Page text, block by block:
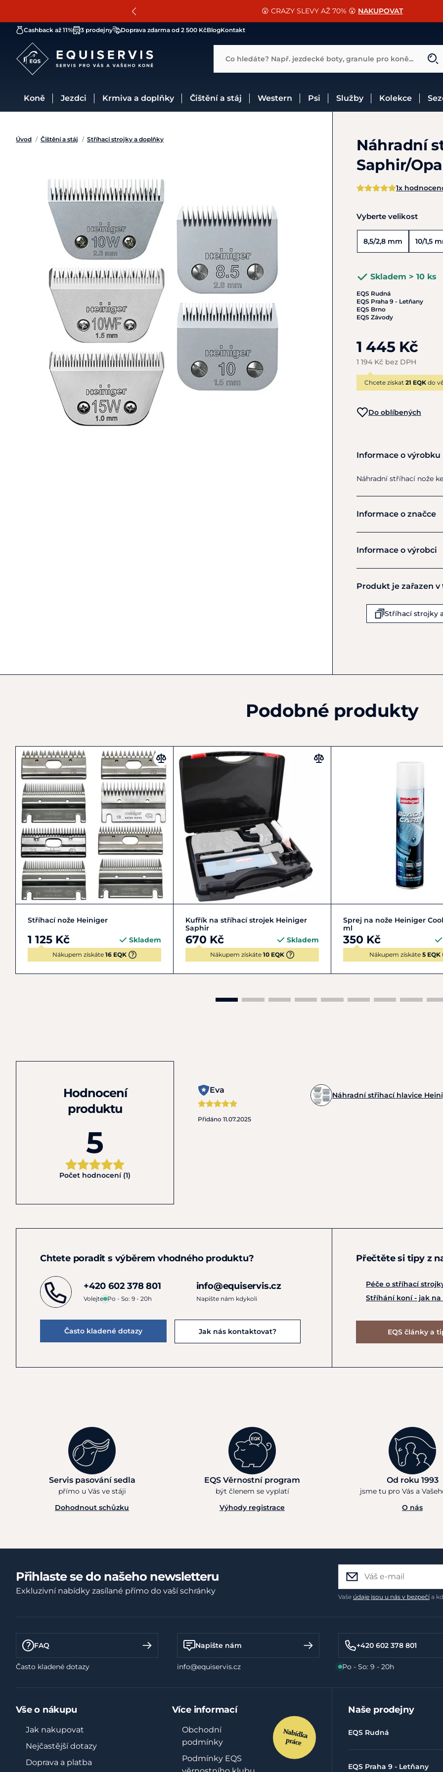
SLEVA 13% na vše od Cassini! CHCI SLEVU
😮 CRAZY SLEVY AŽ 70% 😮 NAKUPOVAT
📐Pasování a doplňky k vybraným sedlům ZDARMA 🐴
Cashback až 11% 3 prodejny Doprava zdarma od 2 500 KčBlogKontakt
Co hledáte? Např. jezdecké boty, granule pro koně...
Koně Jezdci Krmiva a doplňky Čištění a stáj Western Psi Služby Kolekce
Úvod / Čištění a stáj / Stříhací strojky a doplňky
Náhradní
Saphir/
1x
Vyberte velikost
8,5/2,8 mm 10/1,5
Skladem > 10 ks
EQS Rudná
EQS Praha 9 - Letňany
EQS Brno
EQS Závody
1 445 Kč
1 194 Kč bez DPH
Chcete získat 21 EQK do
Do oblíbených
Informace o výrobku
Náhradní stříhací nože ke
Informace o značce
Heiniger
Informace o výrobci
Heiniger AG
Herzogenbuchsee
CH03360
Produkt je zařazen
Stříhací strojky
Podobné produkty
Zobrazit detail
Stříhací nože Heiniger
1 125 Kč Skladem
Nákupem získáte 16 EQK
Do košíku
Kufřík na stříhací strojek Heiniger
Saphir
670 Kč Skladem
Nákupem získáte 10 EQK
Do košíku
Sprej na nože Heiniger
ml
350 Kč
Nákupem získáte 5 EQK
Hodnocení
produktu
5
Počet hodnocení (1)
Eva
Přidáno 11.07.2025
Náhradní střihací hlavice
Chtete poradit s výběrem vhodného produktu?
+420 602 378 801
Volejte Po - So: 9 - 20h
info@equiservis.cz
Napište nám kdykoli
Často kladené dotazy Jak nás kontaktovat?
Přečtěte si tipy z
Péče o stříhací
Stříhání koní - jak na
EQS články a
Servis pasování sedla
přímo u Vás ve stáji
Dohodnout schůzku
EQS Věrnostní program
být členem se vyplatí
Výhody registrace
Od roku 1993
jsme tu pro Vás a
O nás
Přihlaste se do našeho newsletteru
Exkluzivní nabídky zasílané přímo do vaší schránky
Vaše údaje jsou u nás v bezpečía
FAQ
Často kladené dotazy
Napište nám
info@equiservis.cz
+420 602 378 801
Po - So: 9 - 20h
Vše o nákupu
Jak nakupovat
Nejčastější dotazy
Doprava a platba
Více informací
Obchodní
podmínky
Podmínky EQS
Naše prodejny
EQS Rudná
EQS Praha 9 - Letňany